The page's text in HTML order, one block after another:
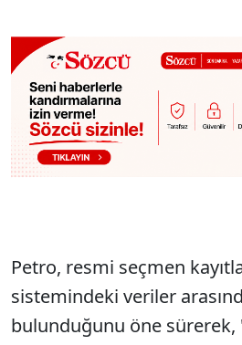
Petro, resmi seçmen
sistemindeki veriler
bulunduğunu öne sürerek,